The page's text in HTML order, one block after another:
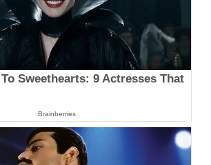
Sweethearts: 9 Actresses That
Brainberries